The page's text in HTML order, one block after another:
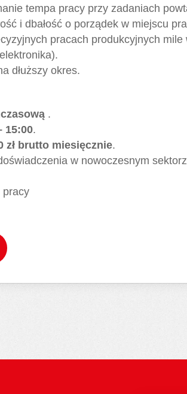
tempa pracy przy zadaniach
i dbałość o porządek w miejscu
pracach produkcyjnych mile
dłuższy okres.
.
15:00.
zł brutto miesięcznie.
w nowoczesnym
pracy